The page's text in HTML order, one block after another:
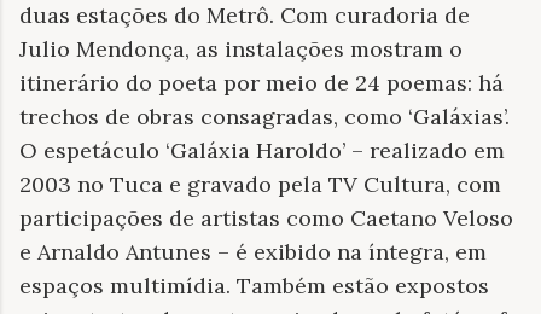
duas estações do Metrô. Com curadoria de
Julio Mendonça, as instalações mostram o
itinerário do poeta por meio de 24 poemas: há
trechos de obras consagradas, como ‘Galáxias’.
O espetáculo ‘Galáxia Haroldo’ – realizado em
2003 no Tuca e gravado pela TV Cultura, com
participações de artistas como Caetano Veloso
e Arnaldo Antunes – é exibido na íntegra, em
espaços multimídia. Também estão expostos